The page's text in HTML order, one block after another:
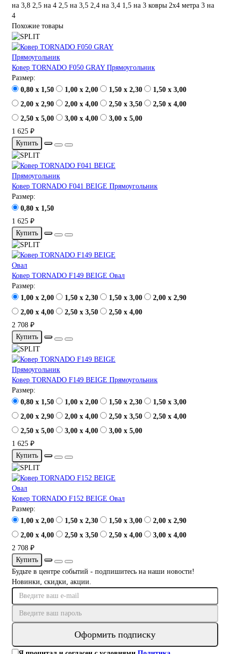
на 3,8 2,5 на 4 2,5 на 3,5 2,4 на 3,4 1,5 на 3 ковры 2х4 метра 3 на
4
Похожие товары
Ковер TORNADO F050 GRAY Прямоугольник
Размер:
0,80 x 1,50
1,00 x 2,00 1,50 x 2,30
1,50 x 3,00
2,00 x 2,90
2,00 x 4,00 2,50 x 3,50
2,50 x 4,00
2,50 x 5,00
3,00 x 4,00
3,00 x 5,00
1 625 ₽
Купить
Ковер TORNADO F041 BEIGE Прямоугольник
Размер:
0,80 x 1,50
1 625 ₽
Купить
Ковер TORNADO F149 BEIGE Овал
Размер:
1,00 x 2,00
1,50 x 2,30 1,50 x 3,00
2,00 x 2,90
2,00 x 4,00
2,50 x 3,50
2,50 x 4,00
2 708 ₽
Купить
Ковер TORNADO F149 BEIGE Прямоугольник
Размер:
0,80 x 1,50
1,00 x 2,00 1,50 x 2,30
1,50 x 3,00
2,00 x 2,90
2,00 x 4,00 2,50 x 3,50
2,50 x 4,00
2,50 x 5,00
3,00 x 4,00
3,00 x 5,00
1 625 ₽
Купить
Ковер TORNADO F152 BEIGE Овал
Размер:
1,00 x 2,00
1,50 x 2,30 1,50 x 3,00
2,00 x 2,90
2,00 x 4,00
2,50 x 3,50 2,50 x 4,00
3,00 x 4,00
2 708 ₽
Купить
Будьте в центре событий - подпишитесь на наши новости!
Новинки, скидки, акции.
Оформить подписку